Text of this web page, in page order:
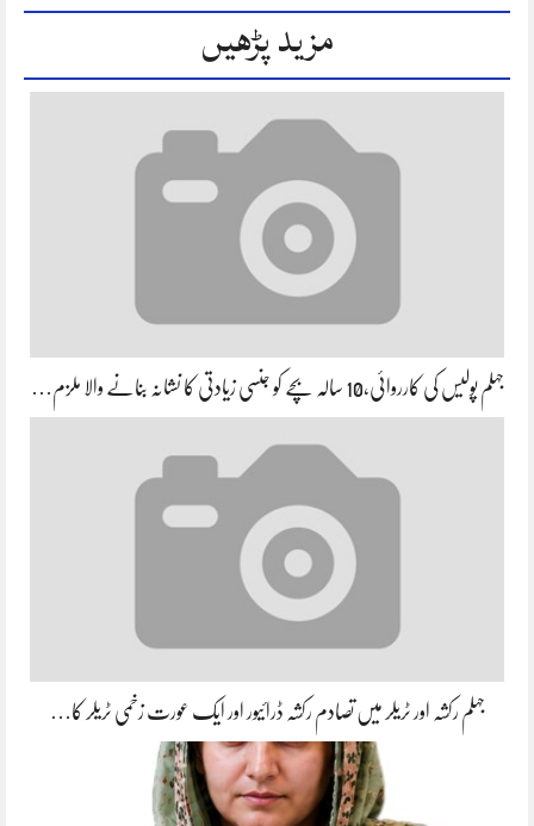
مزید پڑھیں
جہلم پولیس کی کارروائی،10 سالہ بچے کو جنسی زیادتی کا نشانہ بنانے والا ملزم…
جہلم رکشہ اور ٹریلر میں تصادم رکشہ ڈرائیور اور ایک عورت زخمی ٹریلر کا…